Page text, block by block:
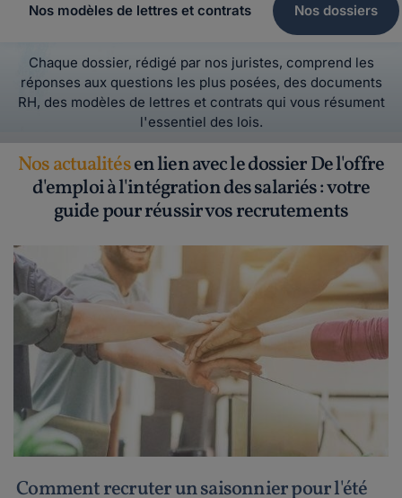
Nos modèles de lettres et contrats Nos dossiers
Chaque dossier, rédigé par nos juristes, comprend les
réponses aux questions les plus posées, des documents
RH, des modèles de lettres et contrats qui vous résument
l'essentiel des lois.
Nos actualitésen lien avec le dossier De l'offre
d'emploi à l'intégration des salariés : votre
guide pour réussir vos recrutements
Comment recruter un saisonnier pour l'été